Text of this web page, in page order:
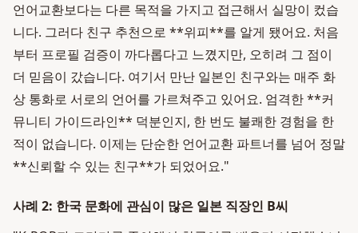
언어교환보다는 다른 목적을 가지고 접근해서 실망이 컸습
니다. 그러다 친구 추천으로 **위피**를 알게 됐어요. 처음
부터 프로필 검증이 까다롭다고 느꼈지만, 오히려 그 점이
더 믿음이 갔습니다. 여기서 만난 일본인 친구와는 매주 화
상 통화로 서로의 언어를 가르쳐주고 있어요. 엄격한 **커
뮤니티 가이드라인** 덕분인지, 한 번도 불쾌한 경험을 한
적이 없습니다. 이제는 단순한 언어교환 파트너를 넘어 정말
**신뢰할 수 있는 친구**가 되었어요."
사례 2: 한국 문화에 관심이 많은 일본 직장인 B씨